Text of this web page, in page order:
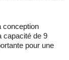
conception
capacité de 9
pour une